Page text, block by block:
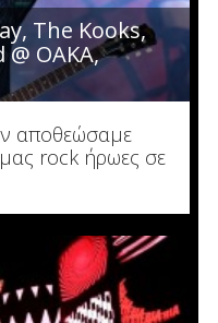
The Kooks,
@ ΟΑΚΑ,
αποθεώσαμε
rock ήρωες σε